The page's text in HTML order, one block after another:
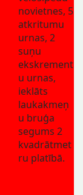
novietnes, 5
atkritumu
urnas, 2
suņu
ekskrement
u urnas,
ieklāts
laukakmeņ
u bruģa
segums 2
kvadrātmet
ru platībā.